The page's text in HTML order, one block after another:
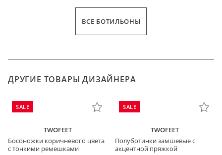
ВСЕ БОТИЛЬОНЫ
ДРУГИЕ ТОВАРЫ ДИЗАЙНЕРА
SALE
TWOFEET
Босоножки коричневого цвета
с тонкими ремешками
SALE
TWOFEET
Полуботинки замшевые с
акцентной пряжкой